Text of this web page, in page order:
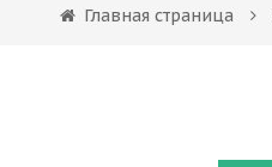
Главная страница